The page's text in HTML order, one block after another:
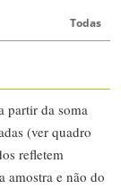
Todas
partir da soma
(ver quadro
refletem
amostra e não do